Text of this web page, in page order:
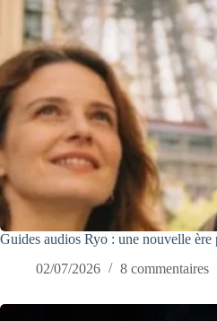
Guides audios Ryo : une nouvelle
02/07/2026
8 commentaires